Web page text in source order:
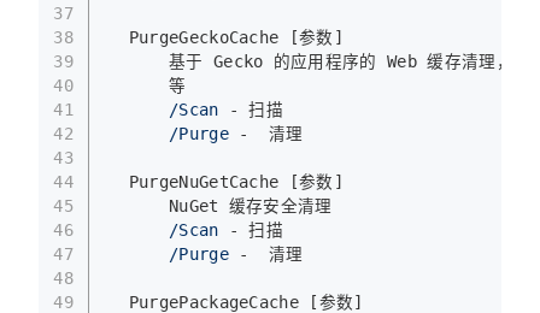
37
38
39
40
41
42
43
44
45
46
47
48
49
  PurgeGeckoCache [参数]
基于 Gecko 的应用程序的 Web 缓存清理，
      等
/Scan - 扫描
/Purge -  清理
  PurgeNuGetCache [参数]
      NuGet 缓存安全清理
/Scan - 扫描
/Purge -  清理
  PurgePackageCache [参数]